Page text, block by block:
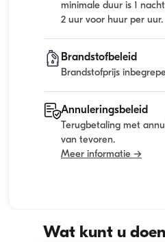
minimale duur is 1
2 uur voor huur per uur.
Brandstofbeleid
Brandstofprijs
Annuleringsbeleid
Terugbetaling met
van tevoren.
Meer informatie →
Wat kunt u